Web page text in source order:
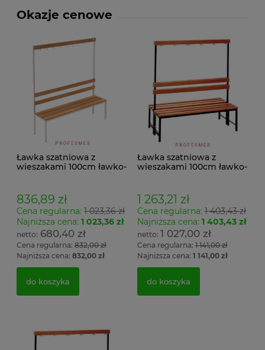
Okazje cenowe
Ławka szatniowa z
wieszakami 100cm ławko-
836,89 zł
Cena regularna: 1 023,36 zł
Najniższa cena: 1 023,36 zł
680,40 zł
Cena regularna: 832,00 zł
Najniższa cena: 832,00 zł
do koszyka
Ławka szatniowa z
wieszakami 100cm ławko-
1 263,21 zł
Cena regularna:1 403,43 zł
Najniższa cena: 1 403,43 zł
1 027,00 zł
Cena regularna:1 141,00 zł
Najniższa cena: 1 141,00 zł
do koszyka